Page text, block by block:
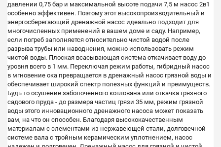
давлении 0,75 бар и максимальной высоте подачи 7,5 м насос 2в1
особенно эффективен. Поэтому этот высокопроизводительный и
энергосберегающий дренажной насос идеально подходит для
многочисленных применений в вашем доме и саду. Например,
если погреб заполняется относительно чистой водой после
разрыва трубы или наводнения, можно использовать режим
чистой воды. Плоская всасывающая система откачивает воду до
уровня всего в 1 мм. Переключая режим работы, гибридный насос
в мгновение ока превращается в дренажный насос грязной воды и
обеспечивает широкий спектр полезных функций и преимуществ.
Будь то осушение заболоченного котлована или откачка грязного
садового пруда - до размера частиц грязи 35 мм, режим грязной
воды этого инновационного дренажного насоса может показать
вам, на что он способен. Благодаря высококачественным
материалам с элементами из нержавеющей стали, долговечной
системе вала с тройным керамическим уплотнением, насос